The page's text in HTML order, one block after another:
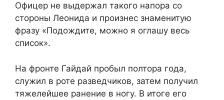
Офицер не выдержал такого напора со
стороны Леонида и произнес знаменитую
фразу «Подождите, можно я оглашу весь
список».
На фронте Гайдай пробыл полтора года,
служил в роте разведчиков, затем получил
тяжелейшее ранение в ногу. В итоге его